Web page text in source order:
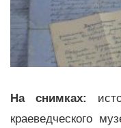
На снимках:
краеведческого